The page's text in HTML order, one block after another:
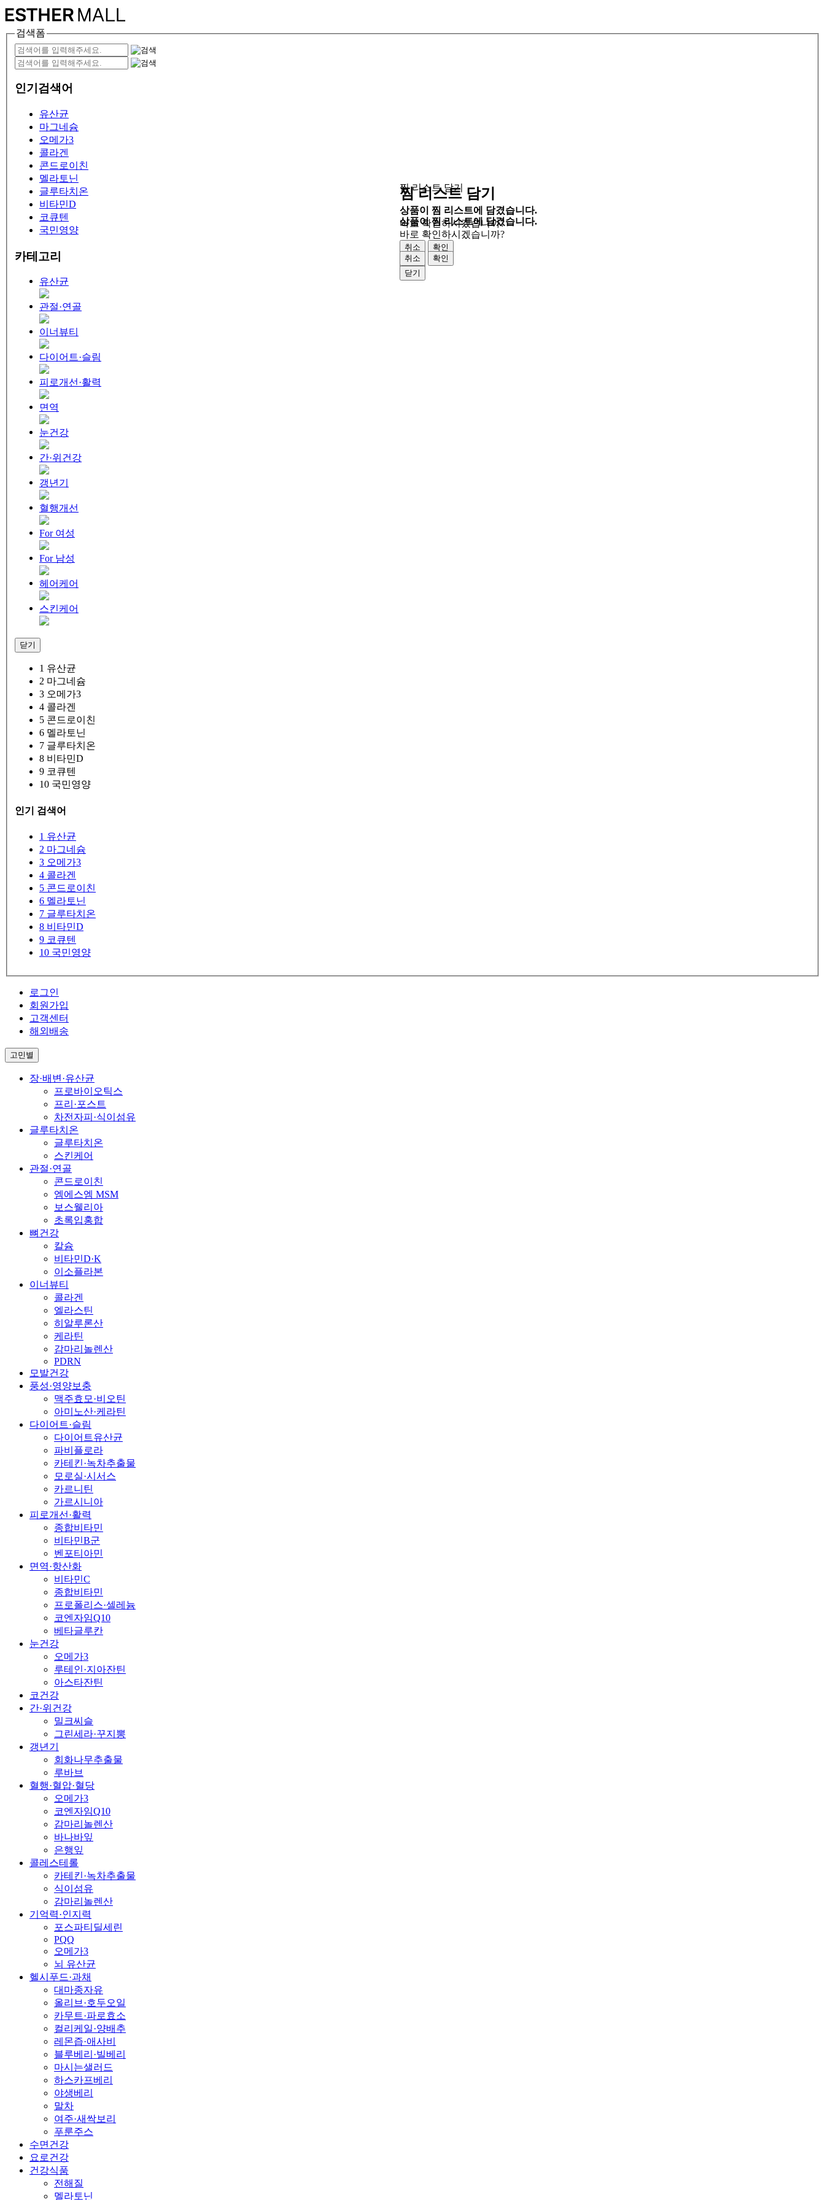
검색폼
인기검색어
유산균
마그네슘
오메가3
콜라겐
콘드로이친
멜라토닌
글루타치온
비타민D
코큐텐
국민영양
카테고리
유산균
관절·연골
이너뷰티
다이어트·슬림
피로개선·활력
면역
눈건강
간·위건강
갱년기
혈행개선
For 여성
For 남성
헤어케어
스킨케어
닫기
1 유산균
2 마그네슘
3 오메가3
4 콜라겐
5 콘드로이친
6 멜라토닌
7 글루타치온
8 비타민D
9 코큐텐
10 국민영양
인기 검색어
1 유산균
2 마그네슘
3 오메가3
4 콜라겐
5 콘드로이친
6 멜라토닌
7 글루타치온
8 비타민D
9 코큐텐
10 국민영양
로그인
회원가입
고객센터
해외배송
고민별
장·배변·유산균
프로바이오틱스
프리·포스트
차전자피·식이섬유
글루타치온
글루타치온
스킨케어
관절·연골
콘드로이친
엠에스엠 MSM
보스웰리아
초록입홍합
뼈건강
칼슘
비타민D·K
이소플라본
이너뷰티
콜라겐
엘라스틴
히알루론산
케라틴
감마리놀렌산
PDRN
모발건강
풍성·영양보충
맥주효모·비오틴
아미노산·케라틴
다이어트·슬림
다이어트유산균
파비플로라
카테킨·녹차추출물
모로실·시서스
카르니틴
가르시니아
피로개선·활력
종합비타민
비타민B군
벤포티아민
면역·항산화
비타민C
종합비타민
프로폴리스·셀레늄
코엔자임Q10
베타글루칸
눈건강
오메가3
루테인·지아잔틴
아스타잔틴
코건강
간·위건강
밀크씨슬
그린세라·꾸지뽕
갱년기
회화나무추출물
루바브
혈행·혈압·혈당
오메가3
코엔자임Q10
감마리놀렌산
바나바잎
은행잎
콜레스테롤
카테킨·녹차추출물
식이섬유
감마리놀렌산
기억력·인지력
포스파티딜세린
PQQ
오메가3
뇌 유산균
헬시푸드·과채
대마종자유
올리브·호두오일
카무트·파로효소
컬리케일·양배추
레몬즙·애사비
블루베리·빌베리
마시는샐러드
하스카프베리
야생베리
말차
여주·새싹보리
푸룬주스
수면건강
요로건강
건강식품
전해질
멜라토닌
찜 리스트 담기
상품이 찜 리스트에 담겼습니다.
바로 확인하시겠습니까?
취소
확인
닫기
찜 리스트 담기
상품이 찜 리스트에 담겼습니다.
바로 확인하시겠습니까?
취소
확인
닫기